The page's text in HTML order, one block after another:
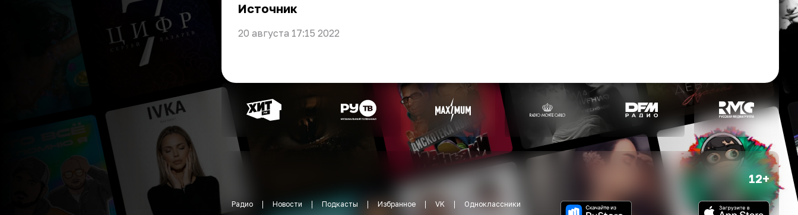
Источник
20 августа 17:15 2022
12+
Радио Новости Подкасты Избранное VK Одноклассники